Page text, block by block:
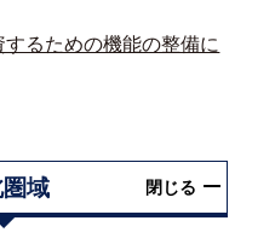
るための機能の整備に
域 閉じる